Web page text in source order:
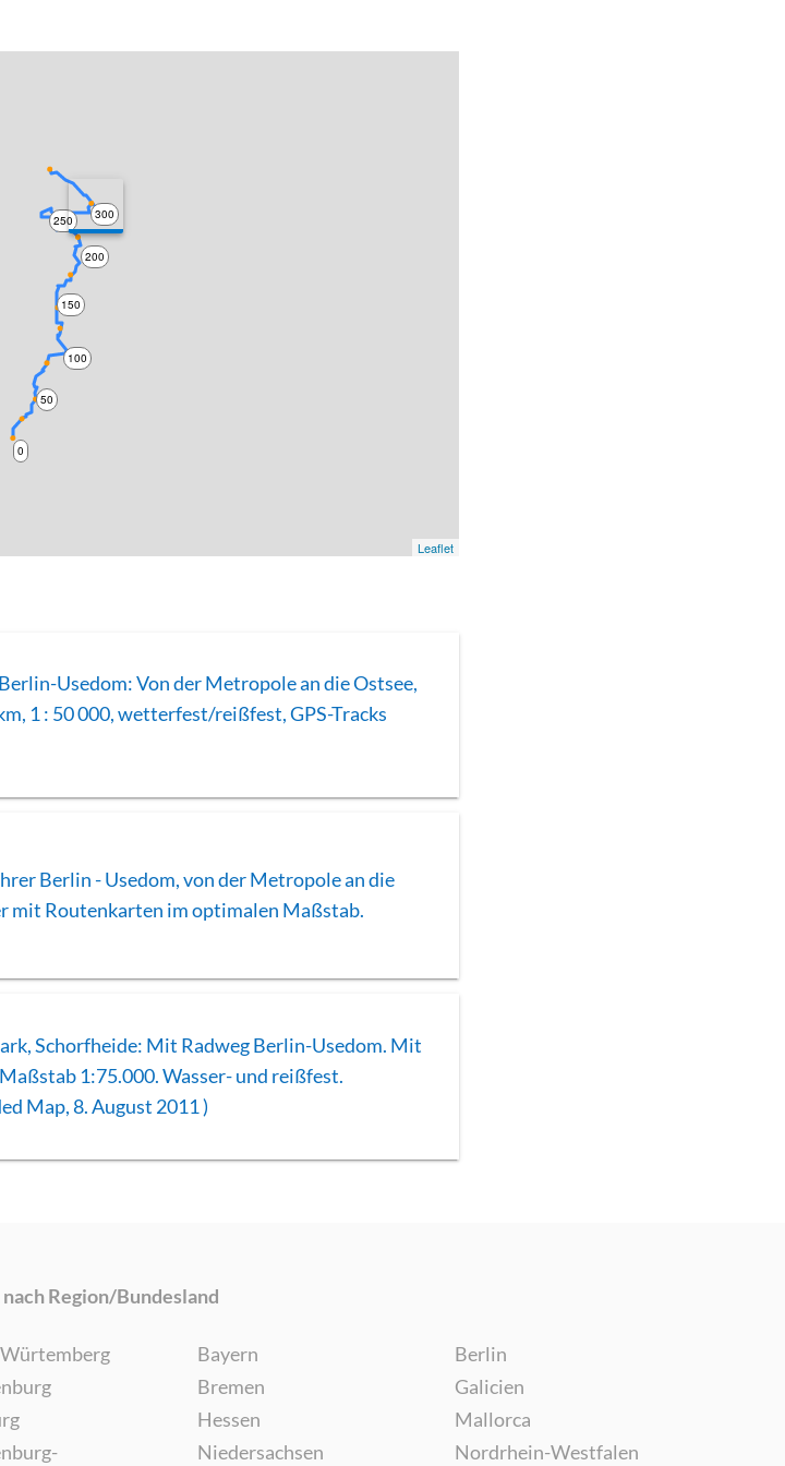
0
50
100
150
200
250 300
Leaflet
Usedom: Von der Metropole an die Ostsee,
1 : 50 000, wetterfest/reißfest, GPS-Tracks
Berlin - Usedom, von der Metropole an die
mit Routenkarten im optimalen Maßstab.
Schorfheide: Mit Radweg Berlin-Usedom. Mit
1:75.000. Wasser- und reißfest.
Map, 8. August 2011 )
Region/Bundesland
Bayern
Bremen
Hessen
Niedersachsen
Berlin
Galicien
Mallorca
Nordrhein-Westfalen